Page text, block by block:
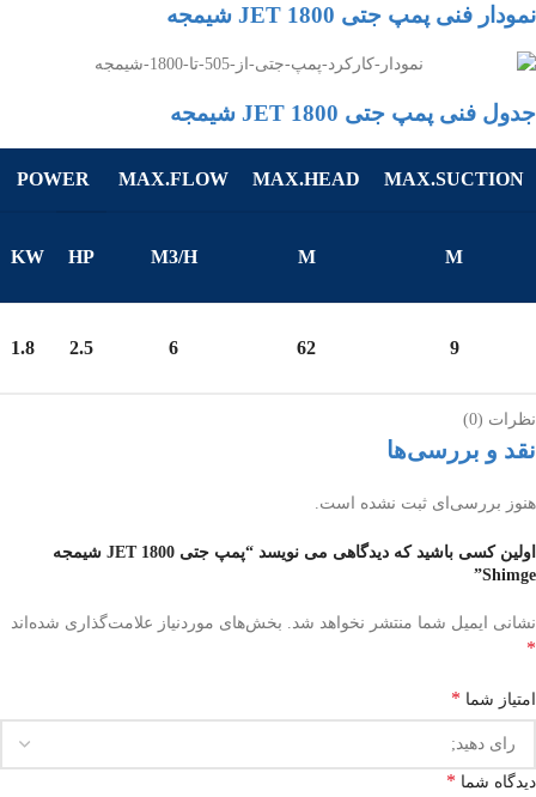
نمودار فنی پمپ جتی JET 1800 شیمجه
جدول فنی پمپ جتی JET 1800 شیمجه
POWER MAX.FLOW MAX.HEAD MAX.SUCTION
KW HP M3/H M M
1.8 2.5 6 62 9
نظرات (0)
نقد و بررسی‌ها
هنوز بررسی‌ای ثبت نشده است.
اولین کسی باشید که دیدگاهی می نویسد “پمپ جتی JET 1800 شیمجه
Shimge”
نشانی ایمیل شما منتشر نخواهد شد. بخش‌های موردنیاز علامت‌گذاری شده‌اند
*
امتیاز شما *
دیدگاه شما *